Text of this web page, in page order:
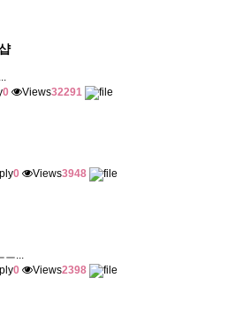
0 Views32291
0 Views3948
ㅡ...
0 Views2398